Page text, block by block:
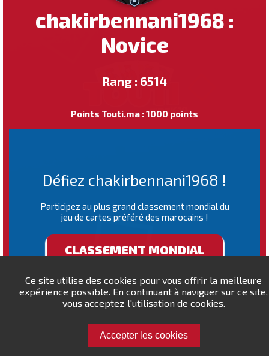
Ce site utilise des cookies pour vous offrir la meilleure
expérience possible. En continuant à naviguer sur ce site,
vous acceptez l'utilisation de cookies.
Accepter les cookies
chakirbennani1968 :
Novice
Rang : 6514
Points Touti.ma : 1000 points
Défiez chakirbennani1968 !
Participez au plus grand classement mondial du
jeu de cartes préféré des marocains !
CLASSEMENT MONDIAL